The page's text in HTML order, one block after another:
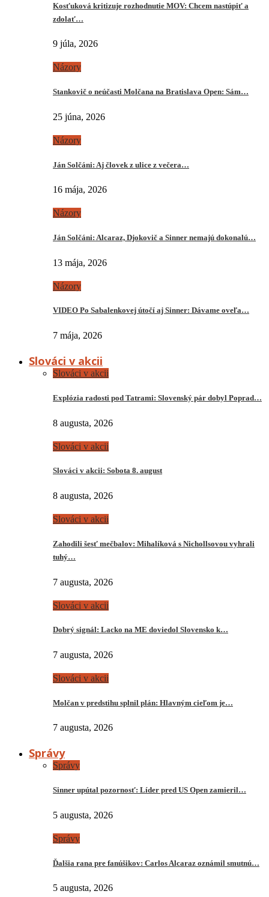
Kosťuková kritizuje rozhodnutie MOV: Chcem nastúpiť a
zdolať…
9 júla, 2026
Názory
Stankovič o neúčasti Molčana na Bratislava Open: Sám…
25 júna, 2026
Názory
Ján Solčáni: Aj človek z ulice z večera…
16 mája, 2026
Názory
Ján Solčáni: Alcaraz, Djokovič a Sinner nemajú dokonalú…
13 mája, 2026
Názory
VIDEO Po Sabalenkovej útočí aj Sinner: Dávame oveľa…
7 mája, 2026
Slováci v akcii
Slováci v akcii
Explózia radosti pod Tatrami: Slovenský pár dobyl Poprad…
8 augusta, 2026
Slováci v akcii
Slováci v akcii: Sobota 8. august
8 augusta, 2026
Slováci v akcii
Zahodili šesť mečbalov: Mihalíková s Nichollsovou vyhrali
tuhý…
7 augusta, 2026
Slováci v akcii
Dobrý signál: Lacko na ME doviedol Slovensko k…
7 augusta, 2026
Slováci v akcii
Molčan v predstihu splnil plán: Hlavným cieľom je…
7 augusta, 2026
Správy
Správy
Sinner upútal pozornosť: Líder pred US Open zamieril…
5 augusta, 2026
Správy
Ďalšia rana pre fanúšikov: Carlos Alcaraz oznámil smutnú…
5 augusta, 2026